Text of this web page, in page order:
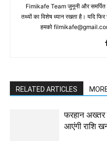
Fimikafe Team जुनूनी और समर्पित
तथ्‍यों का विशेष ध्‍यान रखता है। यदि
हमको
RELATED ARTICLES
फरहान अख्तर
आएंगी राशि